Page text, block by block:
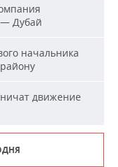
Дубай
начальника
движение